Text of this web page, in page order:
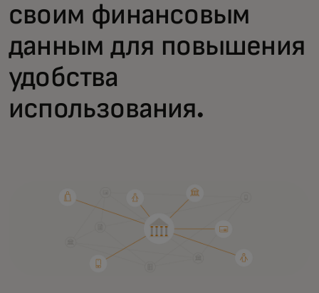
своим финансовым
данным для повышения
удобства
использования.